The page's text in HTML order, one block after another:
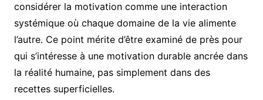
considérer la motivation comme une interaction
systémique où chaque domaine de la vie alimente
l’autre. Ce point mérite d’être examiné de près pour
qui s’intéresse à une motivation durable ancrée dans
la réalité humaine, pas simplement dans des
recettes superficielles.